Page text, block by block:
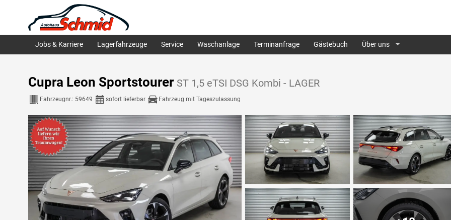
Jobs & Karriere Lagerfahrzeuge Service Waschanlage Terminanfrage Gästebuch Über uns
Cupra Leon Sportstourer ST 1,5 eTSI DSG Kombi - LAGER
Fahrzeugnr.: 59649 sofort lieferbar Fahrzeug mit Tageszulassung